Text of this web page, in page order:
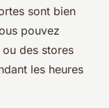
sont bien
pouvez
des stores
les heures